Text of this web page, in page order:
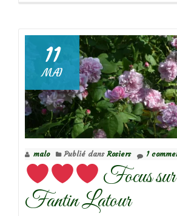
11
MAI
malo Publié dans Rosiers 1
Focus sur
Fantin Latour